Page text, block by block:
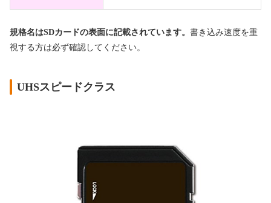
規格名はSDカードの表面に記載されています。 書き込み速度を重
視する方は必ず確認してください。
UHSスピードクラス